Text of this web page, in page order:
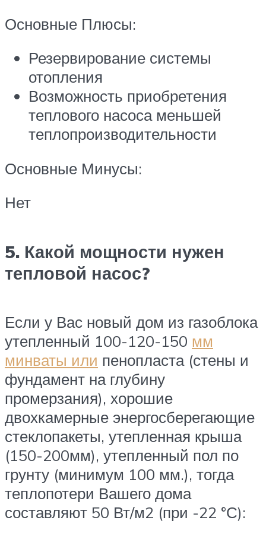
Основные Плюсы:
Резервирование системы
отопления
Возможность приобретения
теплового насоса меньшей
теплопроизводительности
Основные Минусы:
Нет
5. Какой мощности нужен
тепловой насос?
Если у Вас новый дом из газоблока
утепленный 100-120-150 мм
минваты или пенопласта (стены и
фундамент на глубину
промерзания), хорошие
двохкамерные энергосберегающие
стеклопакеты, утепленная крыша
(150-200мм), утепленный пол по
грунту (минимум 100 мм.), тогда
теплопотери Вашего дома
составляют 50 Вт/м2 (при -22 °С):